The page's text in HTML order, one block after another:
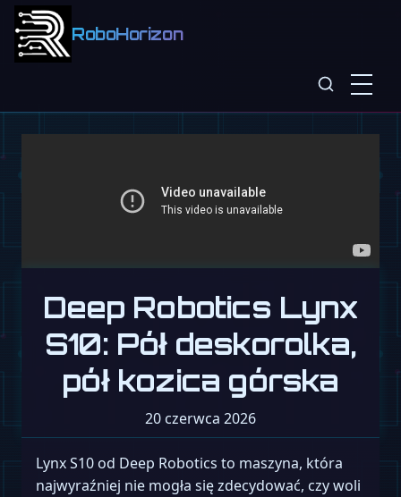
RoboHorizon
Deep Robotics Lynx
S10: Pół deskorolka,
pół kozica górska
20 czerwca 2026
Lynx S10 od Deep Robotics to maszyna, która
najwyraźniej nie mogła się zdecydować, czy woli